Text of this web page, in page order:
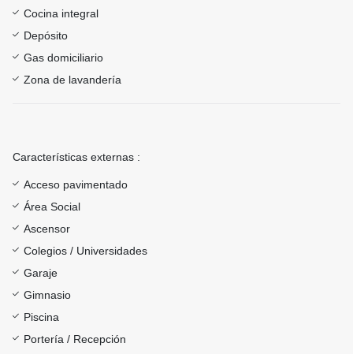
Cocina integral
Depósito
Gas domiciliario
Zona de lavandería
Características externas :
Acceso pavimentado
Área Social
Ascensor
Colegios / Universidades
Garaje
Gimnasio
Piscina
Portería / Recepción